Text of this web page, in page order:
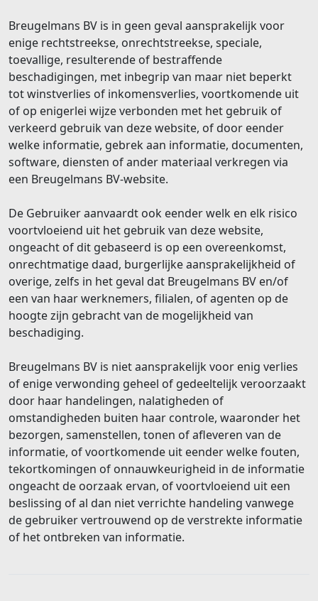
Breugelmans BV is in geen geval aansprakelijk voor
enige rechtstreekse, onrechtstreekse, speciale,
toevallige, resulterende of bestraffende
beschadigingen, met inbegrip van maar niet beperkt
tot winstverlies of inkomensverlies, voortkomende uit
of op enigerlei wijze verbonden met het gebruik of
verkeerd gebruik van deze website, of door eender
welke informatie, gebrek aan informatie, documenten,
software, diensten of ander materiaal verkregen via
een Breugelmans BV-website.
De Gebruiker aanvaardt ook eender welk en elk risico
voortvloeiend uit het gebruik van deze website,
ongeacht of dit gebaseerd is op een overeenkomst,
onrechtmatige daad, burgerlijke aansprakelijkheid of
overige, zelfs in het geval dat Breugelmans BV en/of
een van haar werknemers, filialen, of agenten op de
hoogte zijn gebracht van de mogelijkheid van
beschadiging.
Breugelmans BV is niet aansprakelijk voor enig verlies
of enige verwonding geheel of gedeeltelijk veroorzaakt
door haar handelingen, nalatigheden of
omstandigheden buiten haar controle, waaronder het
bezorgen, samenstellen, tonen of afleveren van de
informatie, of voortkomende uit eender welke fouten,
tekortkomingen of onnauwkeurigheid in de informatie
ongeacht de oorzaak ervan, of voortvloeiend uit een
beslissing of al dan niet verrichte handeling vanwege
de gebruiker vertrouwend op de verstrekte informatie
of het ontbreken van informatie.